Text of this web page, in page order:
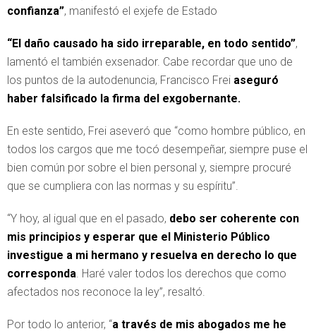
confianza”, manifestó el exjefe de Estado
“El daño causado ha sido irreparable, en todo sentido”,
lamentó el también exsenador. Cabe recordar que uno de
los puntos de la autodenuncia, Francisco Frei aseguró
haber falsificado la firma del exgobernante.
En este sentido, Frei aseveró que “como hombre público, en
todos los cargos que me tocó desempeñar, siempre puse el
bien común por sobre el bien personal y, siempre procuré
que se cumpliera con las normas y su espíritu”.
“Y hoy, al igual que en el pasado, debo ser coherente con
mis principios y esperar que el Ministerio Público
investigue a mi hermano y resuelva en derecho lo que
corresponda. Haré valer todos los derechos que como
afectados nos reconoce la ley”, resaltó.
Por todo lo anterior, “a través de mis abogados me he